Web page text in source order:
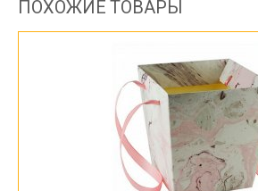
ПОХОЖИЕ ТОВАРЫ